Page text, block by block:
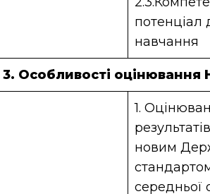
потенціал
навчання
Особливості
1.
новим
середньої